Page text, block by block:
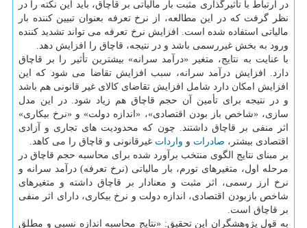
در ارتباط با تأثیرگذاری مثبت بار مالیاتی بر قاچاق، باید این نکته را در
نظر گرفت که در این مطالعه، از نرخ تعرفه بعنوان تبیین کننده بار
مالیاتی استفاده شده است. افزایش نرخ تعرفه می تواند تشدید کننده
ورود به بخش غیررسمی باشد و در نتیجه، قاچاق را افزایش دهد.
با عنایت به نتایج، متغیر «درآمد سرانه» بیشترین تأثیر را بر قاچاق
دارد. افزایش درآمد سرانه، سبب افزایش تقاضا می شود که این
افزایش امکان دارد شامل افزایش تقاضای کالای غیر قانونی هم باشد
و در نتیجه برای تأمین آن حجم قاچاق هم زیاد شود. در این مدل
سازی، «شاخص باز بودن اقتصادی»، «اندازه دولت» و «نرخ بیکاری»
اثر منفی بر قاچاق داشتند. چون که محدودیت های تجاری و آزادی
اقتصادی بیشتر، صادرات و واردات غیرقانونی و قاچاق را می کاهد.
بر مبنای نتایج الگوی منتخب برآورد شده برای محاسبه حجم قاچاق در
مرحله اول، متغیرهای تورم، بار مالیاتی (نرخ تعرفه) درآمد سرانه و
نرخ ارز رسمی، اثر مثبت و معنادار بر قاچاق داشته و متغیرهای
شاخص بازبودن اقتصادی، اندازه دولت و نرخ بیکاری، دارای اثر منفی
بر قاچاق است.
به قول پژوهشگران این تحقیق: «نتایج محاسبه اندازه نسبی و مطلق